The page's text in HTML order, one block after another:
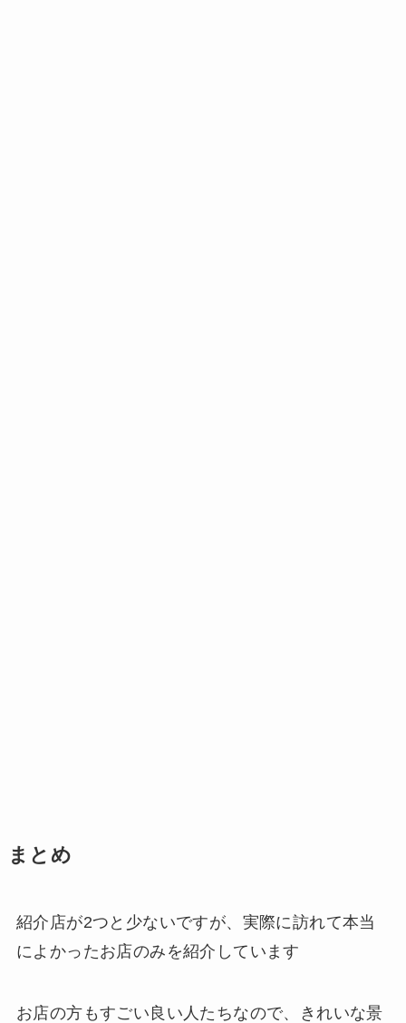
まとめ
紹介店が2つと少ないですが、実際に訪れて本当
によかったお店のみを紹介しています
お店の方もすごい良い人たちなので、きれいな景